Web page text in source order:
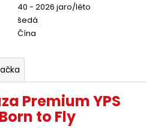
40 - 2026 jaro/léto
šedá
Čína
Premium YPS
to Fly